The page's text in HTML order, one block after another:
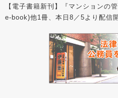
【電子書籍新刊】『マンションの
e-book)他1冊、本日8／5より配信